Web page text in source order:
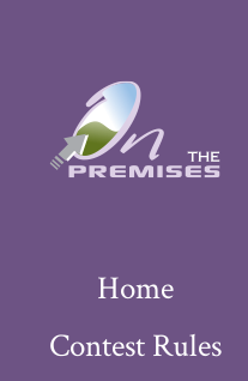
Home
Contest Rules